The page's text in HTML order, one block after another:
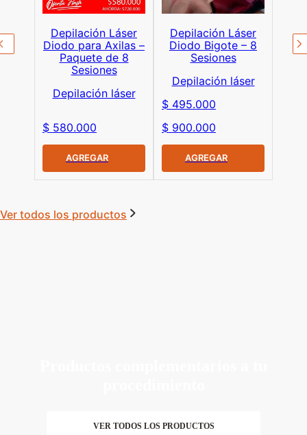
Depilación Láser
Diodo para Axilas –
Paquete de 8
Sesiones
Depilación láser
$ 580.000
AGREGAR
Depilación Láser
Diodo Bigote – 8
Sesiones
Depilación láser
$ 495.000
$ 900.000
AGREGAR
Ver todos los productos
VER TODOS LOS PRODUCTOS